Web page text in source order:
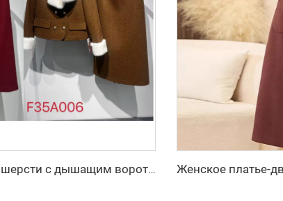
Ретро-костюм из шерсти с дышащим воротником из кроличьего меха и декоративными пуговицами, двухкомпонентный костюм с подкладкой из полиэфирного волокна